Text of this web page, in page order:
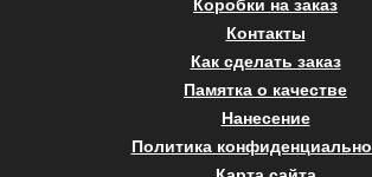
Коробки на заказ
Контакты
Как сделать заказ
Памятка о качестве
Нанесение
Политика